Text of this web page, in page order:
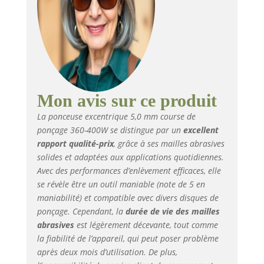
En réduisant les
vibrations, la
ponceuse permet un
ponçage confortable et
efficace Vitesse et
freinage : la ponceuse
double contrôle de
vitesse et de 7 options
de vitesse. La
ponceuse excentrique
est également équipée
d'un frein électronique
qui assure un arrêt
rapide pour plus de
sécurité pendant
l'utilisation. La
ponceuse excentrique
fonctionne de 4000 à
10000 tr/min Effet
d'élimination de la
Mon avis sur ce produit
La ponceuse excentrique 5,0 mm course de
ponçage 360-400W se distingue par un excellent
rapport qualité-prix, grâce à ses mailles abrasives
solides et adaptées aux applications quotidiennes.
Avec des performances d’enlèvement efficaces, elle
se révèle être un outil maniable (note de 5 en
maniabilité) et compatible avec divers disques de
ponçage. Cependant, la durée de vie des mailles
abrasives est légèrement décevante, tout comme
la fiabilité de l’appareil, qui peut poser problème
après deux mois d’utilisation. De plus,